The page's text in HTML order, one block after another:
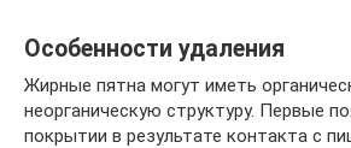
Особенности удаления
Жирные пятна могут иметь
неорганическую структуру. Первые
покрытии в результате контакта с